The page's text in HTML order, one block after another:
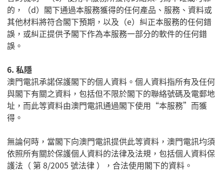
的，（d）閣下通過本服務獲得的任何產品、服務、資料或
其他材料將符合閣下預期，以及（e）糾正本服務的任何錯
誤，或糾正提供予閣下作為本服務一部分的軟件的任何錯
誤。
6. 私隱
澳門電訊承諾保護閣下的個人資料。個人資料指所有及任何
與閣下有關之資料，包括但不限於閣下的聯絡號碼及電郵地
址，而此等資料由澳門電訊通過閣下使用 “本服務” 而獲
得。
無論何時，當閣下向澳門電訊提供此等資料，澳門電訊均須
依照所有關於保護個人資料的法律及法規，包括個人資料保
護法（ 第8/2005 號法律 ），合法使用閣下的資料。